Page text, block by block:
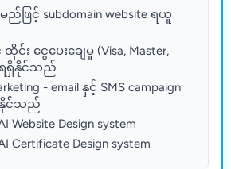
ြင့် subdomain website ရယူ
း ငွေပေးချေမှု (Visa, Master,
ရရှိနိုင်သည်
- email နှင့် SMS campaign
နိုင်သည်
Website Design system
Certificate Design system